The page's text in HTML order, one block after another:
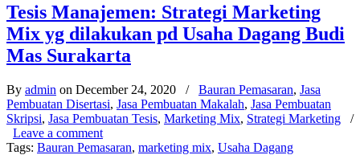
Tesis Manajemen: Strategi Marketing
Mix yg dilakukan pd Usaha Dagang Budi
Mas Surakarta
By admin on December 24, 2020 / Bauran Pemasaran, Jasa
Pembuatan Disertasi, Jasa Pembuatan Makalah, Jasa Pembuatan
Skripsi, Jasa Pembuatan Tesis, Marketing Mix, Strategi Marketing
/
Leave a comment
Tags: Bauran Pemasaran, marketing mix, Usaha Dagang